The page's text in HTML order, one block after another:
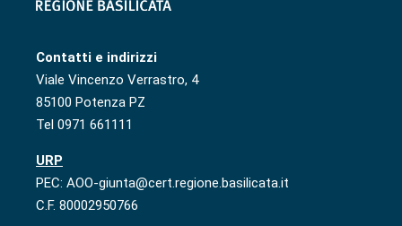
Contatti e indirizzi
Viale Vincenzo Verrastro, 4
85100 Potenza PZ
Tel 0971 661111
URP
PEC: AOO-giunta@cert.regione.basilicata.it
C.F. 80002950766